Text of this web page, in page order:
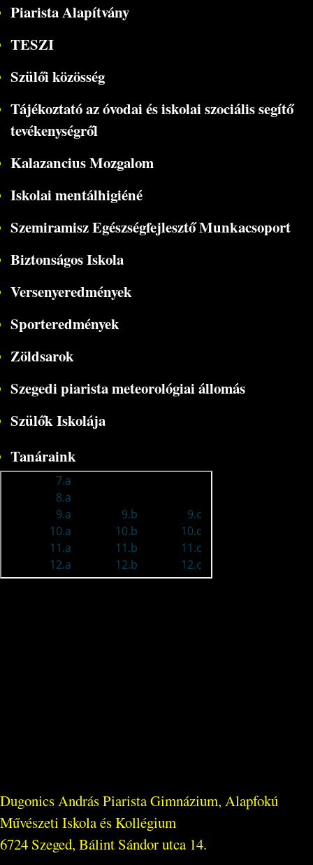
Piarista Alapítvány
TESZI
Szülői közösség
Tájékoztató az óvodai és iskolai szociális segítő
tevékenységről
Kalazancius Mozgalom
Iskolai mentálhigiéné
Szemiramisz Egészségfejlesztő Munkacsoport
Biztonságos Iskola
Versenyeredmények
Sporteredmények
Zöldsarok
Szegedi piarista meteorológiai állomás
Szülők Iskolája
Tanáraink
Dugonics András Piarista Gimnázium, Alapfokú
Művészeti Iskola és Kollégium
6724 Szeged, Bálint Sándor utca 14.